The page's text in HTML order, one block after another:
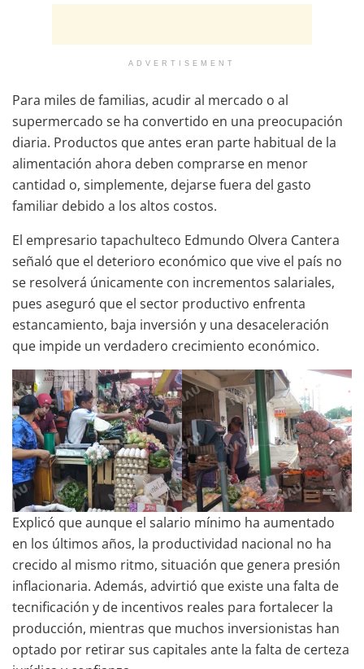
ADVERTISEMENT
Para miles de familias, acudir al mercado o al
supermercado se ha convertido en una preocupación
diaria. Productos que antes eran parte habitual de la
alimentación ahora deben comprarse en menor
cantidad o, simplemente, dejarse fuera del gasto
familiar debido a los altos costos.
El empresario tapachulteco Edmundo Olvera Cantera
señaló que el deterioro económico que vive el país no
se resolverá únicamente con incrementos salariales,
pues aseguró que el sector productivo enfrenta
estancamiento, baja inversión y una desaceleración
que impide un verdadero crecimiento económico.
Explicó que aunque el salario mínimo ha aumentado
en los últimos años, la productividad nacional no ha
crecido al mismo ritmo, situación que genera presión
inflacionaria. Además, advirtió que existe una falta de
tecnificación y de incentivos reales para fortalecer la
producción, mientras que muchos inversionistas han
optado por retirar sus capitales ante la falta de certeza